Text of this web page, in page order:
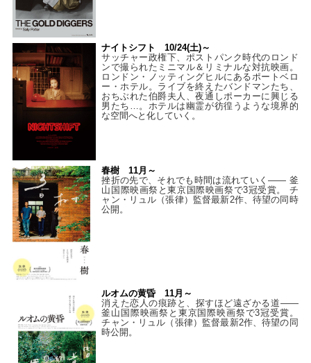
ナイトシフト 10/24(土)～
サッチャー政権下、ポストパンク時代のロンド
ンで撮られたミニマル＆リミナルな対抗映画。
ロンドン・ノッティングヒルにあるポートベロ
ー・ホテル。ライブを終えたバンドマンたち、
おちぶれた伯爵夫人、夜通しポーカーに興じる
男たち…。ホテルは幽霊が彷徨うような境界的
な空間へと化していく。
春樹 11月～
挫折の先で、それでも時間は流れていく—— 釜
山国際映画祭と東京国際映画祭で3冠受賞。 チ
ャン・リュル（張律）監督最新2作、待望の同時
公開。
ルオムの黄昏 11月～
消えた恋人の痕跡と、探すほど遠ざかる道——
釜山国際映画祭と東京国際映画祭で3冠受賞。
チャン・リュル（張律）監督最新2作、待望の同
時公開。